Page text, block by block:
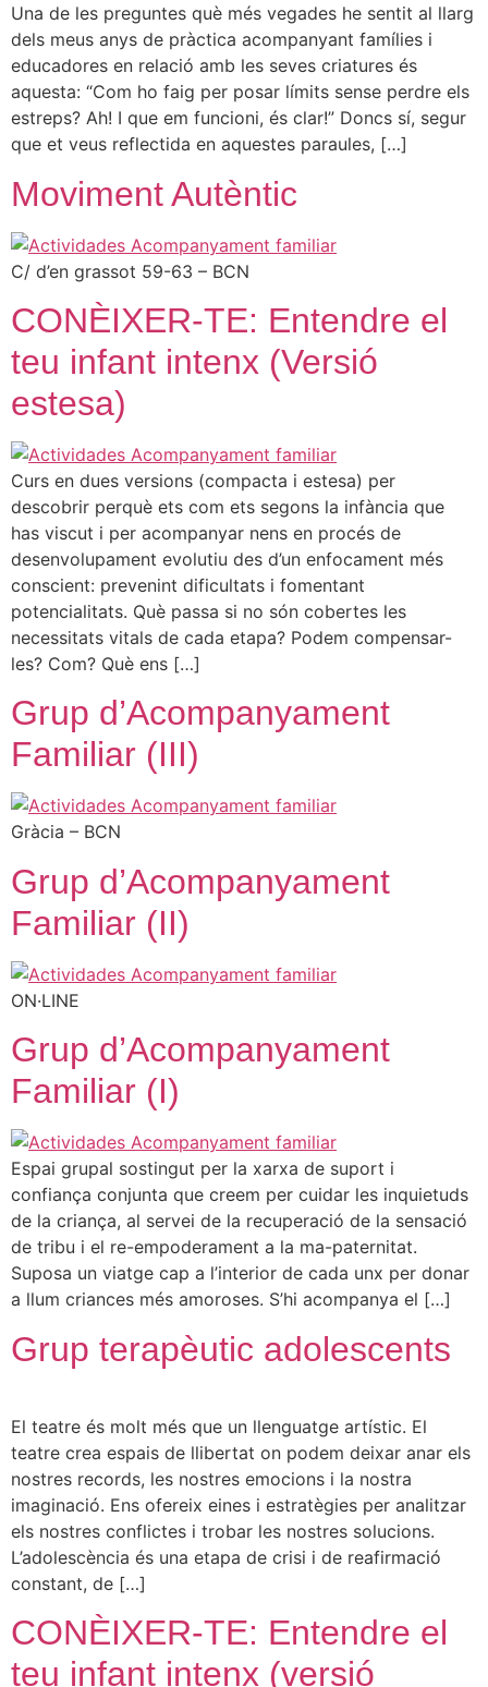
Una de les preguntes què més vegades he sentit al llarg
dels meus anys de pràctica acompanyant famílies i
educadores en relació amb les seves criatures és
aquesta: “Com ho faig per posar límits sense perdre els
estreps? Ah! I que em funcioni, és clar!” Doncs sí, segur
que et veus reflectida en aquestes paraules, […]
Moviment Autèntic
C/ d’en grassot 59-63 – BCN
CONÈIXER-TE: Entendre el
teu infant intenx (Versió
estesa)
Curs en dues versions (compacta i estesa) per
descobrir perquè ets com ets segons la infància que
has viscut i per acompanyar nens en procés de
desenvolupament evolutiu des d’un enfocament més
conscient: prevenint dificultats i fomentant
potencialitats. Què passa si no són cobertes les
necessitats vitals de cada etapa? Podem compensar-
les? Com? Què ens […]
Grup d’Acompanyament
Familiar (III)
Gràcia – BCN
Grup d’Acompanyament
Familiar (II)
ON·LINE
Grup d’Acompanyament
Familiar (I)
Espai grupal sostingut per la xarxa de suport i
confiança conjunta que creem per cuidar les inquietuds
de la criança, al servei de la recuperació de la sensació
de tribu i el re-empoderament a la ma-paternitat.
Suposa un viatge cap a l’interior de cada unx per donar
a llum criances més amoroses. S’hi acompanya el […]
Grup terapèutic adolescents
El teatre és molt més que un llenguatge artístic. El
teatre crea espais de llibertat on podem deixar anar els
nostres records, les nostres emocions i la nostra
imaginació. Ens ofereix eines i estratègies per analitzar
els nostres conflictes i trobar les nostres solucions.
L’adolescència és una etapa de crisi i de reafirmació
constant, de […]
CONÈIXER-TE: Entendre el
teu infant intenx (versió